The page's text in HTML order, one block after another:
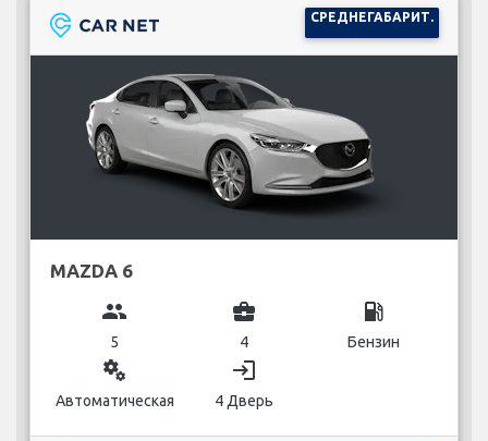
СРЕДНЕГАБАРИТ.
MAZDA 6
group
5
business_center
4
local_gas_station
Бензин
miscellaneous_services
Автоматическая
login
4 Дверь